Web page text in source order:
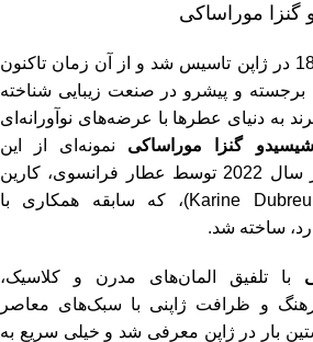
گنزا موراساکی
برند شیسیدو در سال 1872 در ژاپن تاسیس شد و از آن زمان تاکنون
برجسته و پیشرو در صنعت زیبایی شناخته
به دنیای عطرها با عرضه‌های نوآورانه‌ای
شیسیدو گنزا موراساکی نمونه‌ای از این
تلاش‌هاست. این عطر در سال 2022 توسط عطار فرانسوی، کارین
دوبریل-سرنی (Karine Dubreuil-Sereni)، که سابقه همکاری با
ساخته شد.
با تلفیق المان‌های مدرن و کلاسیک،
و ظرافت ژاپنی با سبک‌های معاصر
بار در ژاپن معرفی شد و خیلی سریع به